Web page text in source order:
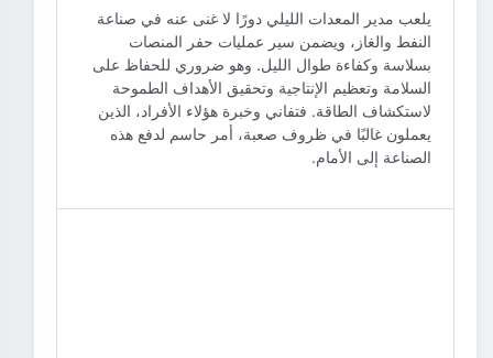
يلعب مدير المعدات الليلي دورًا لا غنى عنه في صناعة
النفط والغاز، ويضمن سير عمليات حفر المنصات
بسلاسة وكفاءة طوال الليل. وهو ضروري للحفاظ على
السلامة وتعظيم الإنتاجية وتحقيق الأهداف الطموحة
لاستكشاف الطاقة. فتفاني وخبرة هؤلاء الأفراد، الذين
يعملون غالبًا في ظروف صعبة، أمر حاسم لدفع هذه
الصناعة إلى الأمام.